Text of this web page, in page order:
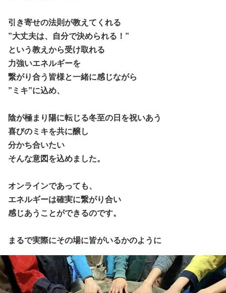
引き寄せの法則が教えてくれる
”大丈夫は、自分で決められる！”
という教えから受け取れる
力強いエネルギーを
繋がり合う皆様と一緒に感じながら
”ミキ”に込め、
陰が極まり陽に転じる冬至の日を祝いあう
喜びのミキを共に醸し
分かち合いたい
そんな意図を込めました。
オンラインであっても、
エネルギーは確実に繋がり合い
感じあうことができるのです。
まるで実際にその場に皆がいるかのように